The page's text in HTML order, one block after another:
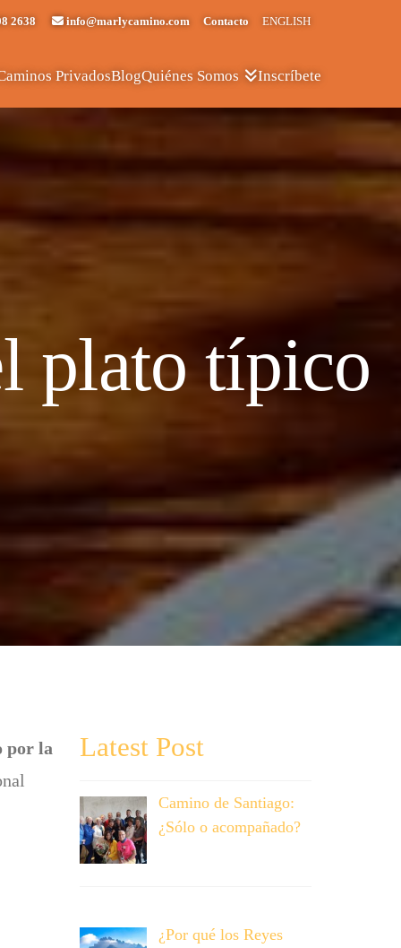
ENGLISH
Contacto
2638 info@marlycamino.com
PrivadosBlogQuiénes Somos Inscríbete
plato típico
por la
Latest Post
Camino de Santiago:
¿Sólo o acompañado?
¿Por qué los Reyes